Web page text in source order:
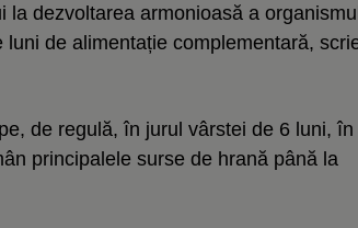
dezvoltarea armonioasă a
de alimentație complementară,
de regulă, în jurul vârstei de 6 luni, în
principalele surse de hrană până la